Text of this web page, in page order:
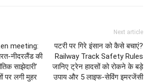
meeting:
नीदरलैंड की
साझेदारी’
पर लगी मुहर
Next article
पटरी पर गिरे इंसान को कैसे बचाएं?
Railway Track Safety Rules
जानिए ट्रेन हादसों को रोकने के बड़े
उपाय और 5 लाइफ-सेविंग इमरजेंसी